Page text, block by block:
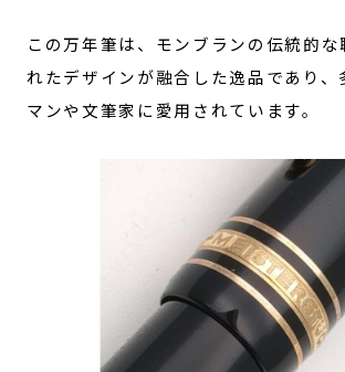
この万年筆は、モンブランの伝統的な
れたデザインが融合した逸品であり、
マンや文筆家に愛用されています。